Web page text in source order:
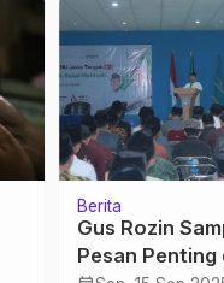
Berita
Gus Rozin
Pesan Penting